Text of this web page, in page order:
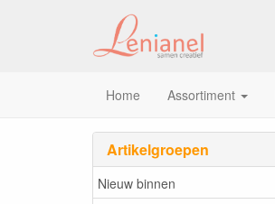
Home Assortiment
Artikelgroepen
Nieuw binnen